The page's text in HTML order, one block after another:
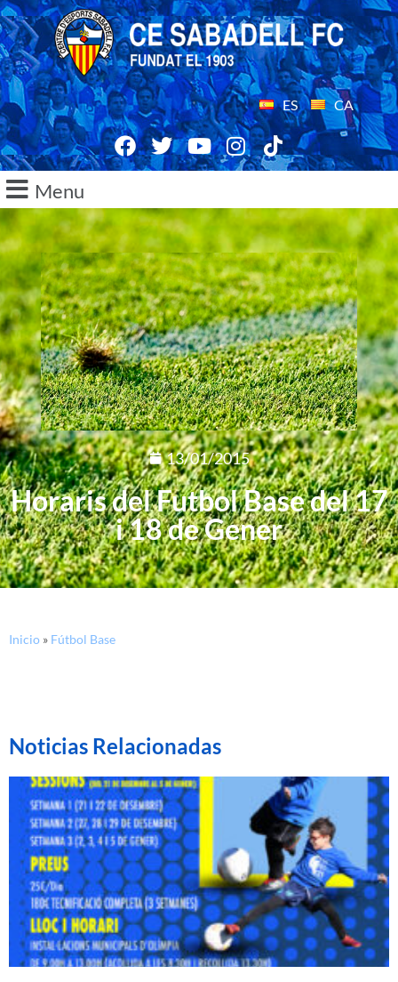
ES CA
Menu
13/01/2015
Horaris del Futbol Base del 17
i 18 de Gener
Inicio » Fútbol Base
Noticias Relacionadas